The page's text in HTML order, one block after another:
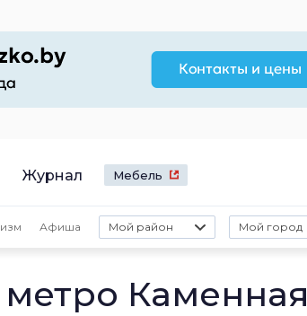
Журнал Мебель
Афиша Мой район Мой город
Каменная